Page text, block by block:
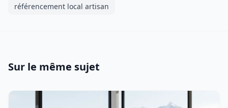
référencement local artisan
Sur le même sujet